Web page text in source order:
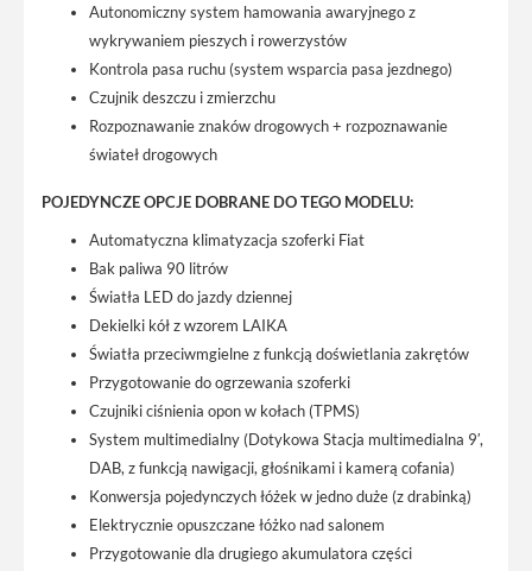
Autonomiczny system hamowania awaryjnego z
wykrywaniem pieszych i rowerzystów
Kontrola pasa ruchu (system wsparcia pasa jezdnego)
Czujnik deszczu i zmierzchu
Rozpoznawanie znaków drogowych + rozpoznawanie
świateł drogowych
POJEDYNCZE OPCJE DOBRANE DO TEGO MODELU:
Automatyczna klimatyzacja szoferki Fiat
Bak paliwa 90 litrów
Światła LED do jazdy dziennej
Dekielki kół z wzorem LAIKA
Światła przeciwmgielne z funkcją doświetlania zakrętów
Przygotowanie do ogrzewania szoferki
Czujniki ciśnienia opon w kołach (TPMS)
System multimedialny (Dotykowa Stacja multimedialna 9′,
DAB, z funkcją nawigacji, głośnikami i kamerą cofania)
Konwersja pojedynczych łóżek w jedno duże (z drabinką)
Elektrycznie opuszczane łóżko nad salonem
Przygotowanie dla drugiego akumulatora części